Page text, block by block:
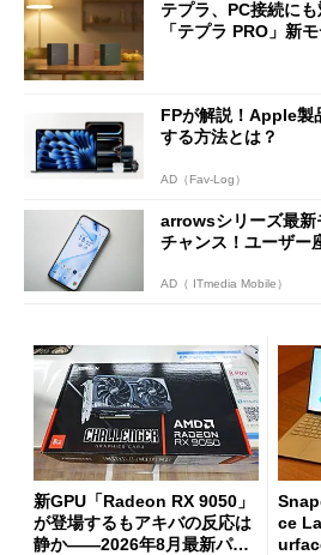
テプラ、PC接続に
「テプラ PRO」新
FPが解説！Apple製
する方法とは？
AD（Fav-Log）
arrowsシリーズ最新
チャンス！ユーザー
AD（ ITmedia Mobile）
新GPU「Radeon RX 9050」
が登場するもアキバの反応は
静か――2026年8月最新パー
ce